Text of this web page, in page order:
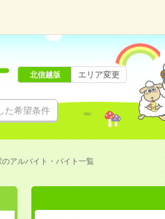
た希望条件
北信越版 エリア変更
のアルバイト・バイト一覧